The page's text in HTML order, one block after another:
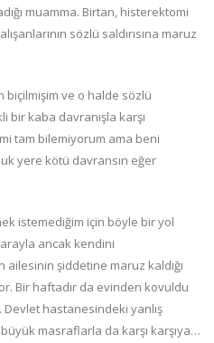
muamma. Birtan, histerektomi
sözlü saldırısına maruz
biçilmişim ve o halde sözlü
bir kaba davranışla karşı
tam bilemiyorum ama beni
yere kötü davransın eğer
istemediğim için böyle bir yol
ancak kendini
şiddetine maruz kaldığı
Bir haftadır da evinden kovuldu
Devlet hastanesindeki yanlış
masraflarla da karşı karşıya…